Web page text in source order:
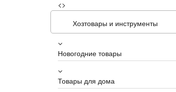
<>
Хозтовары и инструменты
Новогодние товары
Товары для дома